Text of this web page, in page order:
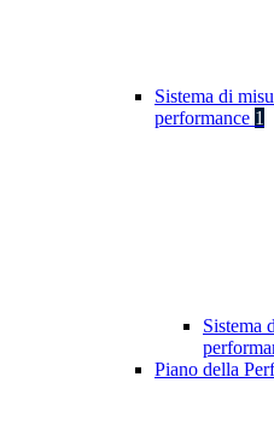
Sistema di
performance 1
Sistema
Piano della